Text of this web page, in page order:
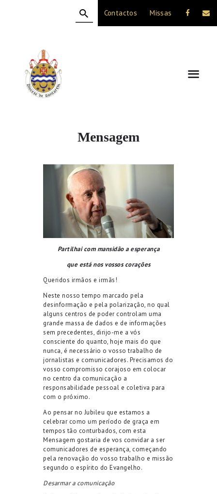
Contactos Missas
Mensagem
A DIOCESE
CELEBRAÇÃO
VIDA CRISTÃ
NOTÍCIAS
Partilhai com mansidão a esperança
que está nos vossos corações
Queridos irmãos e irmãs!
Neste nosso tempo marcado pela
desinformação e pela polarização, no qual
alguns centros de poder controlam uma
grande massa de dados e de informações
sem precedentes, dirijo-me a vós
consciente do quanto, hoje mais do que
nunca, é necessário o vosso trabalho de
jornalistas e comunicadores. Precisamos do
vosso compromisso corajoso em colocar
no centro da comunicação a
responsabilidade pessoal e coletiva para
com o próximo.
Ao pensar no Jubileu que estamos a
celebrar como um período de graça em
tempos tão conturbados, com esta
Mensagem gostaria de vos convidar a ser
comunicadores de esperança, começando
pela renovação do vosso trabalho e missão
segundo o espírito do Evangelho.
Desarmar a comunicação